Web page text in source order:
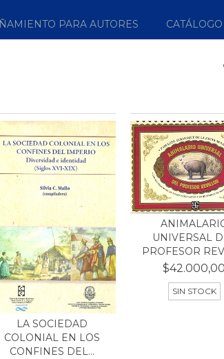
PARA AUTORES
LA SOCIEDAD
COLONIAL EN LOS
CONFINES DEL...
UNIVERSAL
PROFESOR
$42.000,00
SIN STOCK